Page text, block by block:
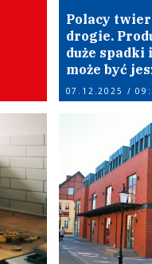
Polacy
drogie.
duże spadki
może być
07.12.2025 /